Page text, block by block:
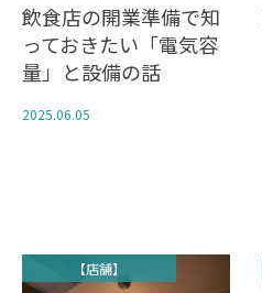
飲食店の開業準備で知
っておきたい「電気容
量」と設備の話
2025.06.05
【店舗】